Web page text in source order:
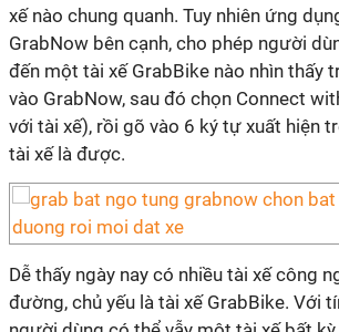
xế nào chung quanh. Tuy nhiên ứng
GrabNow bên cạnh, cho phép người
đến một tài xế GrabBike nào nhìn thấy
vào GrabNow, sau đó chọn Connect
với tài xế), rồi gõ vào 6 ký tự xuất hiện
tài xế là được.
Dễ thấy ngày nay có nhiều tài xế công
đường, chủ yếu là tài xế GrabBike. Với